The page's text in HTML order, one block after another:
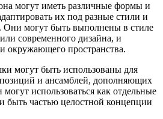
могут иметь различные формы и
их под разные стили и
Они могут быть выполнены в стиле
современного дизайна, и
окружающего пространства.
могут быть использованы для
и ансамблей, дополняющих
использоваться как отдельные
быть частью целостной концепции